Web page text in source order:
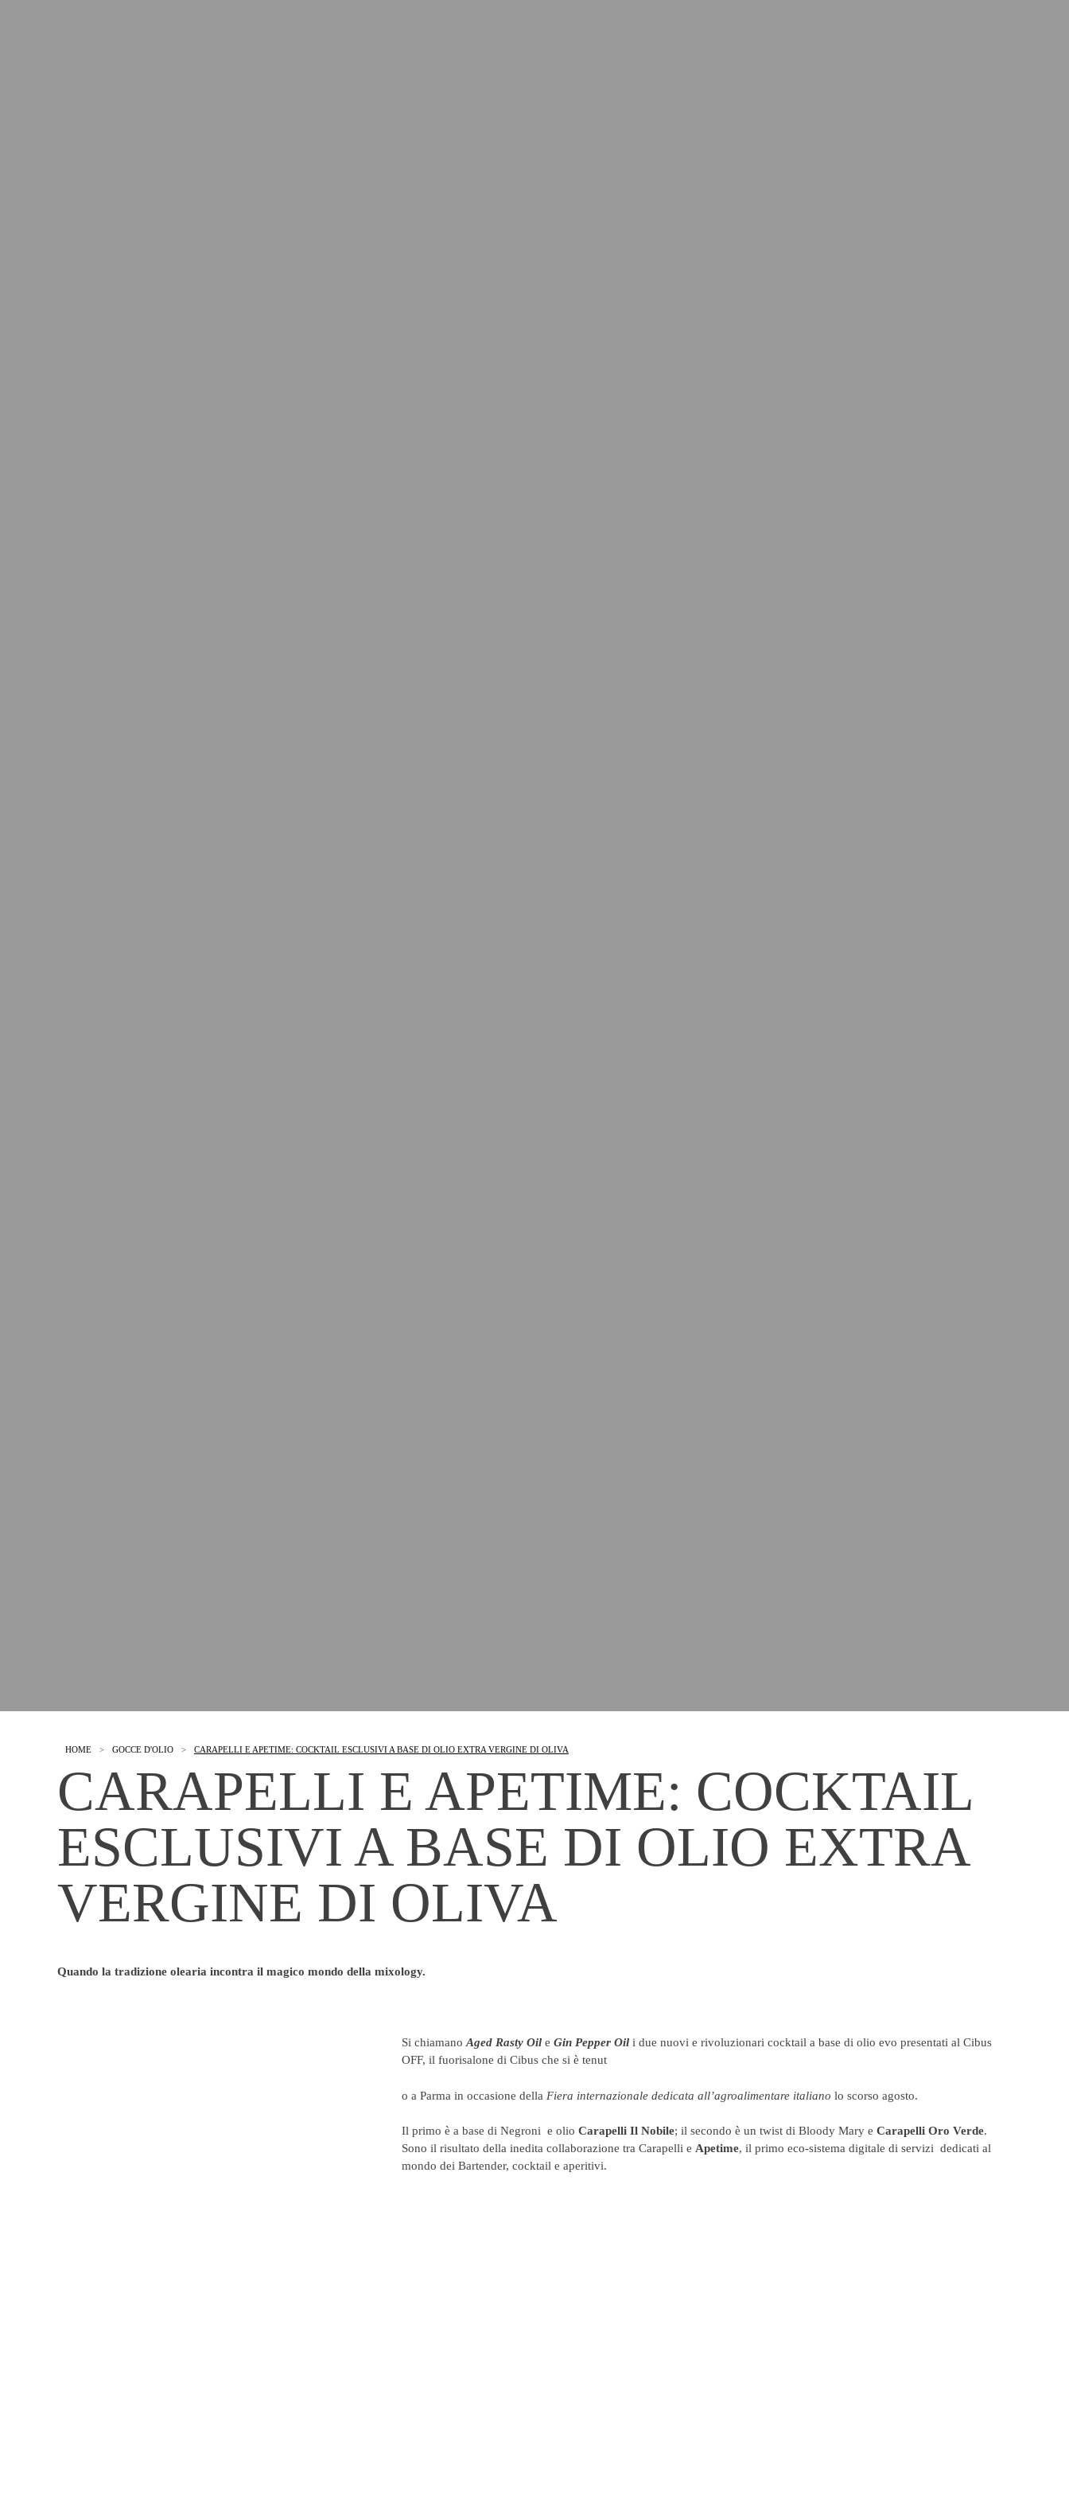
HOME > GOCCE D'OLIO > CARAPELLI E APETIME: COCKTAIL ESCLUSIVI A BASE DI OLIO EXTRA VERGINE DI OLIVA
CARAPELLI E APETIME: COCKTAIL
ESCLUSIVI A BASE DI OLIO EXTRA
VERGINE DI OLIVA
Quando la tradizione olearia incontra il magico mondo della mixology.
Si chiamano Aged Rasty Oile Gin Pepper Oil i due nuovi e rivoluzionari cocktail a base di olio evo presentati al Cibus
OFF, il fuorisalone di Cibus che si è tenut
o a Parma in occasione della Fiera internazionale dedicata all’agroalimentare italiano lo scorso agosto.
Il primo è a base di Negroni e olio Carapelli Il Nobile; il secondo è un twist di Bloody Mary e Carapelli Oro Verde.
Sono il risultato della inedita collaborazione tra Carapelli e Apetime, il primo eco-sistema digitale di servizi dedicati al
mondo dei Bartender, cocktail e aperitivi.